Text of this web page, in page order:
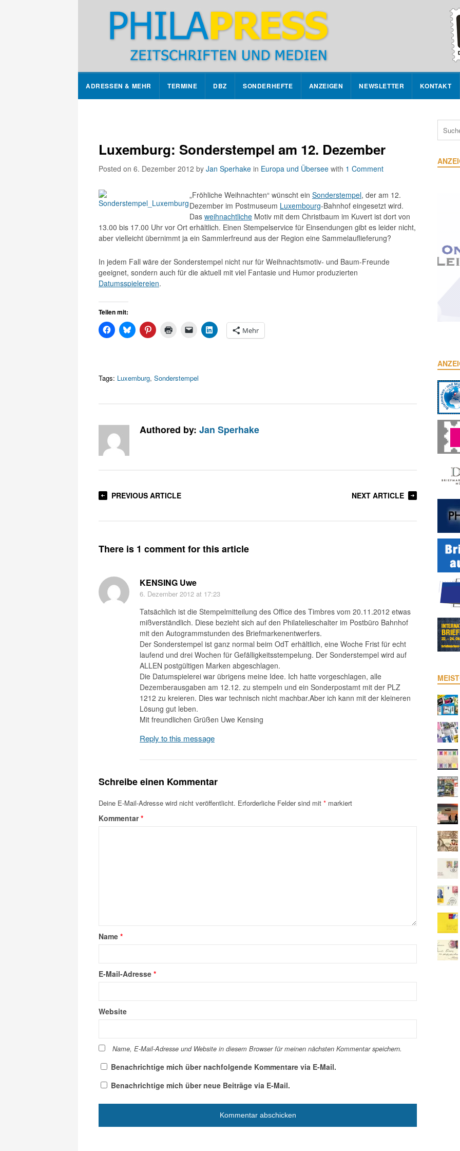
ADRESSEN & MEHR TERMINE DBZ SONDERHEFTE ANZEIGEN NEWSLETTER KONTAKT
Luxemburg: Sonderstempel am 12. Dezember
Posted on 6. Dezember 2012 by Jan Sperhake in Europa und Übersee with 1 Comment
„Fröhliche Weihnachten“ wünscht ein Sonderstempel, der am 12.
Dezember im Postmuseum Luxembourg-Bahnhof eingesetzt wird.
Das weihnachtliche Motiv mit dem Christbaum im Kuvert ist dort von
13.00 bis 17.00 Uhr vor Ort erhältlich. Einen Stempelservice für Einsendungen gibt es leider nicht,
aber vielleicht übernimmt ja ein Sammlerfreund aus der Region eine Sammelauflieferung?
In jedem Fall wäre der Sonderstempel nicht nur für Weihnachtsmotiv- und Baum-Freunde
geeignet, sondern auch für die aktuell mit viel Fantasie und Humor produzierten
Datumsspielereien.
Teilen mit:
Mehr
Tags: Luxemburg, Sonderstempel
Authored by: Jan Sperhake
PREVIOUS ARTICLE NEXT ARTICLE
There is 1 comment for this article
KENSING Uwe
6. Dezember 2012 at 17:23
Tatsächlich ist die Stempelmitteilung des Office des Timbres vom 20.11.2012 etwas
mißverständlich. Diese bezieht sich auf den Philatelieschalter im Postbüro Bahnhof
mit den Autogrammstunden des Briefmarkenentwerfers.
Der Sonderstempel ist ganz normal beim OdT erhältlich, eine Woche Frist für echt
laufend und drei Wochen für Gefälligkeitsstempelung. Der Sonderstempel wird auf
ALLEN postgültigen Marken abgeschlagen.
Die Datumspielerei war übrigens meine Idee. Ich hatte vorgeschlagen, alle
Dezemberausgaben am 12.12. zu stempeln und ein Sonderpostamt mit der PLZ
1212 zu kreieren. Dies war technisch nicht machbar.Aber ich kann mit der kleineren
Lösung gut leben.
Mit freundlichen Grüßen Uwe Kensing
Reply to this message
Schreibe einen Kommentar
Deine E-Mail-Adresse wird nicht veröffentlicht. Erforderliche Felder sind mit * markiert
Kommentar*
Name *
E-Mail-Adresse *
Website
Name, E-Mail-Adresse und Website in diesem Browser für meinen nächsten Kommentar speichern.
Benachrichtige mich über nachfolgende Kommentare via E-Mail.
Benachrichtige mich über neue Beiträge via E-Mail.